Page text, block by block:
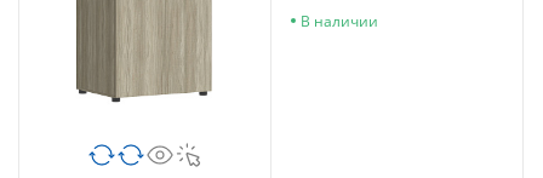
В наличии